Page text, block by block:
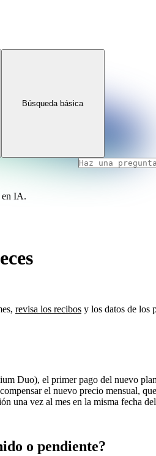
Búsqueda básica
en IA.
revisa los recibos y los datos de los
Duo), el primer pago del nuevo
el nuevo precio mensual,
una vez al mes en la misma fecha
o pendiente?